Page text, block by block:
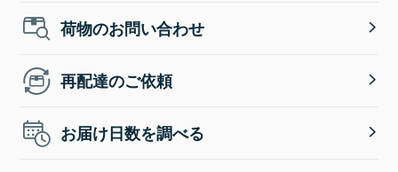
荷物のお問い合わせ
再配達のご依頼
お届け日数を調べる